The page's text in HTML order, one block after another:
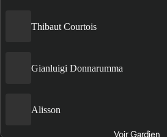
Thibaut Courtois
Gianluigi Donnarumma
Alisson
Voir Gardien